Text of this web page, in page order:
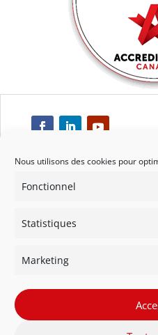
Nous utilisons des cookies pour
Fonctionnel
Statistiques
Marketing
Respect
Engagement
Qualité